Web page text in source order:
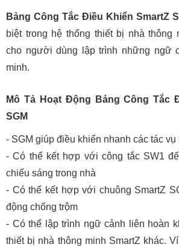
Bảng Công Tắc Điều Khiển SmartZ
biệt trong hệ thống thiết bị nhà thông
cho người dùng lập trình những ngữ
minh.
Mô Tả Hoạt Động Bảng Công Tắc
SGM
- SGM giúp điều khiển nhanh các tác vụ
- Có thể kết hợp với công tắc SW1
chiếu sáng trong nhà
- Có thể kết hợp với chuông SmartZ
động chống trộm
- Có thể lập trình ngữ cảnh liên hoàn
thiết bị nhà thông minh SmartZ khác.